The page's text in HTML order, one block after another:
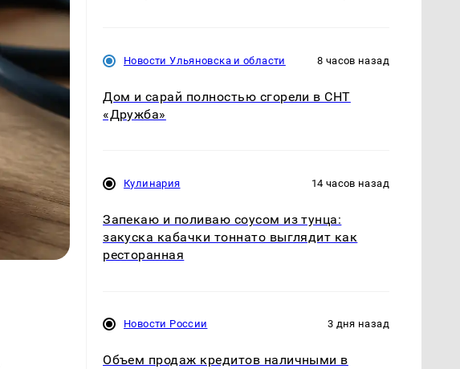
Новости Ульяновска и области 8 часов назад
Дом и сарай полностью сгорели в СНТ
«Дружба»
Кулинария 14 часов назад
Запекаю и поливаю соусом из тунца:
закуска кабачки тоннато выглядит как
ресторанная
Новости России 3 дня назад
Объем продаж кредитов наличными в